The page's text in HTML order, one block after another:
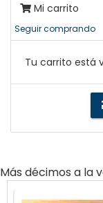
Mi carrito
Seguir comprando
Tu carrito está
Más décimos a la